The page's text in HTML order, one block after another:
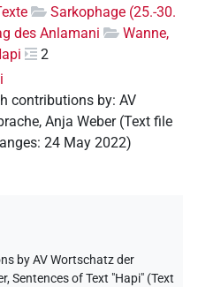
Sarkophage (25.-30.
des Anlamani
Wanne,
2
contributions by: AV
, Anja Weber (Text file
: 24 May 2022)
byAV Wortschatz der
,Sentences of Text "Hapi" (Text